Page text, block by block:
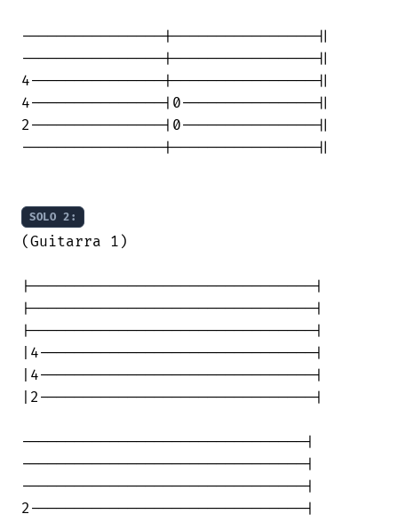
----------------|----------------||
----------------|----------------||
4---------------|----------------||
4---------------|0---------------||
2---------------|0---------------||
----------------|----------------||
SOLO 2:
(Guitarra 1)
|--------------------------------|
|--------------------------------|
|--------------------------------|
|4-------------------------------|
|4-------------------------------|
|2-------------------------------|
--------------------------------|
--------------------------------|
--------------------------------|
2-------------------------------|